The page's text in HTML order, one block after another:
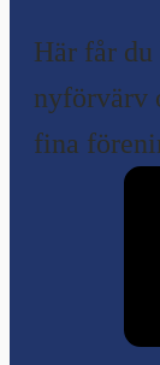
Här får du
nyförvärv
fina